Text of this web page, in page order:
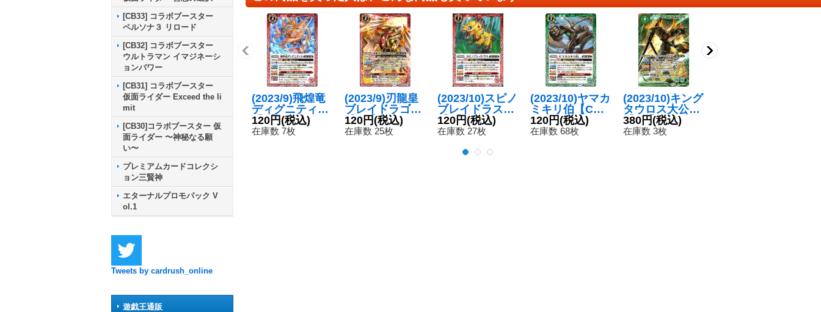
[CB33] コラボブースター
ペルソナ３ リロード
[CB32] コラボブースター
ウルトラマン イマジネーシ
ョンパワー
[CB31] コラボブースター
仮面ライダー Exceed the li
mit
[CB30]コラボブースター 仮
面ライダー 〜神秘なる願
い〜
プレミアムカードコレクシ
ョン三賢神
エターナルプロモパック V
ol.1
Tweets by cardrush_online
遊戯王通販
(2023/9)飛煌竜
ディグニティス
【R】{BS63-01
0}《赤》
120円(税込)
在庫数 7枚
(2023/9)刃龍皇
ブレイドラゴン
【CP】{BS63-C
P02}《赤》
120円(税込)
在庫数 25枚
(2023/10)スピノ
ブレイドラス
【C】{BS64-00
4}《赤》
120円(税込)
在庫数 27枚
(2023/10)ヤマカ
ミキリ伯【C】
{BS66-027}
《緑》
120円(税込)
在庫数 68枚
(2023/10)キング
タウロス大公XV
【XV】{BS66-X
V03}《緑》
380円(税込)
在庫数 3枚